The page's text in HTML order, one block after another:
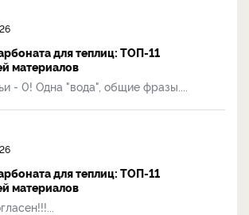
для теплиц: ТОП-11
материалов
- 0! Одна "вода", общие фразы....
для теплиц: ТОП-11
материалов